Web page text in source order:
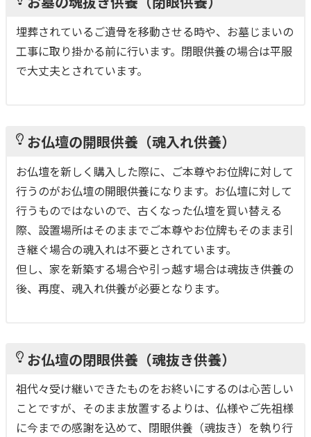
埋葬されているご遺骨を移動させる時や、お墓じまいの
工事に取り掛かる前に行います。閉眼供養の場合は平服
で大丈夫とされています。
お仏壇の開眼供養（魂入れ供養）
お仏壇を新しく購入した際に、ご本尊やお位牌に対して
行うのがお仏壇の開眼供養になります。お仏壇に対して
行うものではないので、古くなった仏壇を買い替える
際、設置場所はそのままでご本尊やお位牌もそのまま引
き継ぐ場合の魂入れは不要とされています。
但し、家を新築する場合や引っ越す場合は魂抜き供養の
後、再度、魂入れ供養が必要となります。
お仏壇の閉眼供養（魂抜き供養）
祖代々受け継いできたものをお終いにするのは心苦しい
ことですが、そのまま放置するよりは、仏様やご先祖様
に今までの感謝を込めて、閉眼供養（魂抜き）を執り行